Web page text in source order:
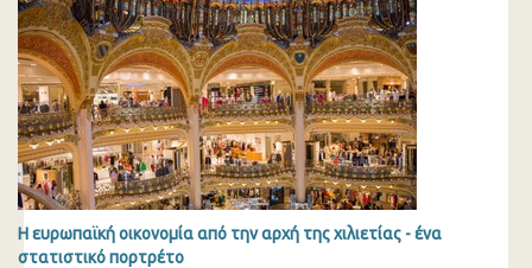
Η ευρωπαϊκή οικονομία από την αρχή της χιλιετίας - ένα
στατιστικό πορτρέτο